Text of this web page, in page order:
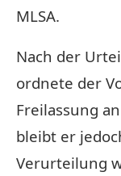
MLSA.
Nach der
ordnete der
Freilassung
bleibt er
Verurteilung